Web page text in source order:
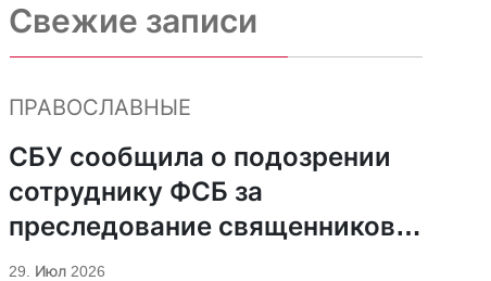
Свежие записи
ПРАВОСЛАВНЫЕ
СБУ сообщила о подозрении
сотруднику ФСБ за
преследование священников
ПЦУ
29. Июл 2026